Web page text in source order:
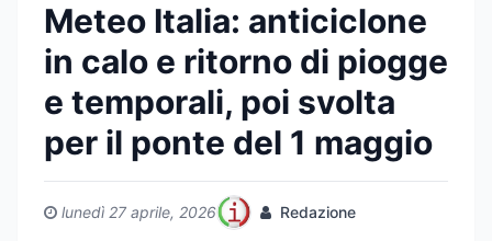
Meteo Italia: anticiclone
in calo e ritorno di piogge
e temporali, poi svolta
per il ponte del 1 maggio
lunedì 27 aprile, 2026 Redazione